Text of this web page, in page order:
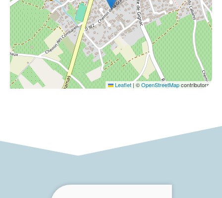
Leaflet | ©OpenStreetMapcontributors